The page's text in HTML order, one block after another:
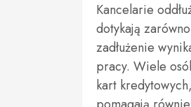
Kancelarie
dotykają
zadłużenie
pracy. Wiele
kart